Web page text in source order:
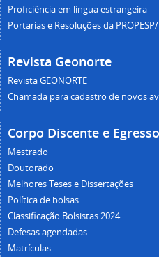
Proficiência em língua estrangeira
Portarias e Resoluções da
Revista Geonorte
Revista GEONORTE
Chamada para cadastro de novos
Corpo Discente e
Mestrado
Doutorado
Melhores Teses e Dissertações
Política de bolsas
Classificação Bolsistas 2024
Defesas agendadas
Matrículas